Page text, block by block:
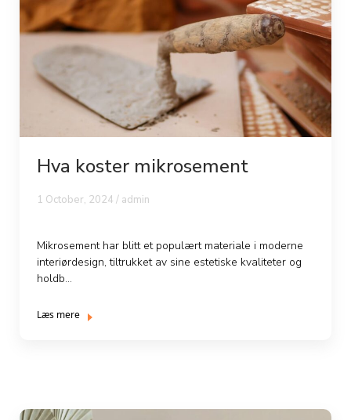
Hva koster mikrosement
1 October, 2024 / admin
Mikrosement har blitt et populært materiale i moderne
interiørdesign, tiltrukket av sine estetiske kvaliteter og
holdb...
Læs mere